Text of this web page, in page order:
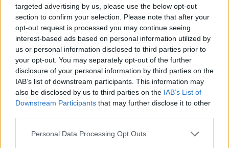
targeted advertising by us, please use the below opt-out
section to confirm your selection. Please note that after your
opt-out request is processed you may continue seeing
interest-based ads based on personal information utilized by
us or personal information disclosed to third parties prior to
your opt-out. You may separately opt-out of the further
disclosure of your personal information by third parties on the
IAB’s list of downstream participants. This information may
also be disclosed by us to third parties on the IAB’s List of
Downstream Participants that may further disclose it to other
Please note that this website/app uses one or more Google
Personal Data Processing Opt Outs
EXTRA AJÁNLÓ